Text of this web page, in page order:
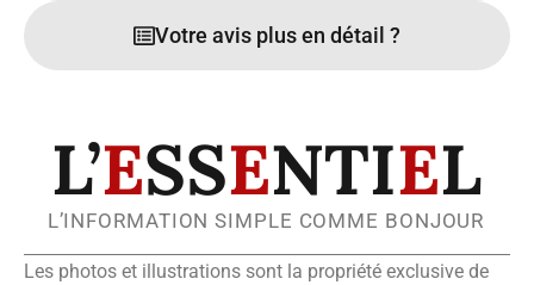
Votre avis plus en détail ?
L’ESSENTIEL
L’INFORMATION SIMPLE COMME BONJOUR
Les photos et illustrations sont la propriété exclusive de